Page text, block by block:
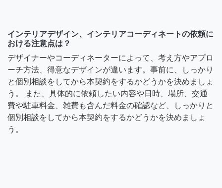
インテリアデザイン、インテリアコーディネートの依頼に
おける注意点は？
デザイナーやコーディネーターによって、考え方やアプロ
ーチ方法、得意なデザインが違います。事前に、しっかり
と個別相談をしてから本契約をするかどうかを決めましょ
う。 また、具体的に依頼したい内容や日時、場所、交通
費や駐車料金、雑費も含んだ料金の確認など、しっかりと
個別相談をしてから本契約をするかどうかを決めましょ
う。